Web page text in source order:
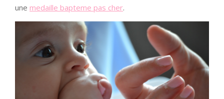
une medaille bapteme pas cher.